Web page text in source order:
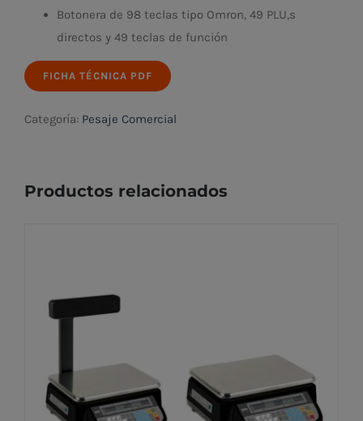
Botonera de 98 teclas tipo Omron, 49 PLU,s
directos y 49 teclas de función
FICHA TÉCNICA PDF
Categoría: Pesaje Comercial
Productos relacionados